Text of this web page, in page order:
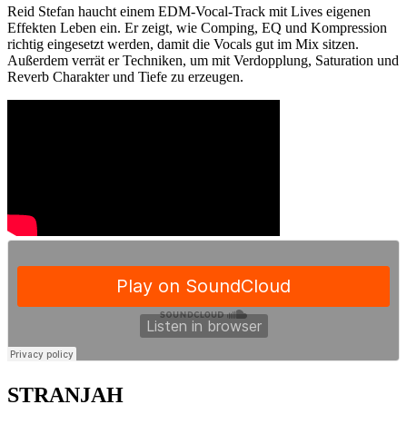
Reid Stefan haucht einem EDM-Vocal-Track mit Lives eigenen
Effekten Leben ein. Er zeigt, wie Comping, EQ und Kompression
richtig eingesetzt werden, damit die Vocals gut im Mix sitzen.
Außerdem verrät er Techniken, um mit Verdopplung, Saturation und
Reverb Charakter und Tiefe zu erzeugen.
STRANJAH